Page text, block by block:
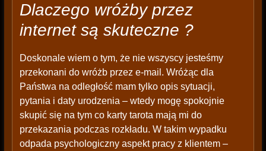
Dlaczego wróżby przez
internet są skuteczne ?
Doskonale wiem o tym, że nie wszyscy jesteśmy
przekonani do wróżb przez e-mail. Wróżąc dla
Państwa na odległość mam tylko opis sytuacji,
pytania i daty urodzenia – wtedy mogę spokojnie
skupić się na tym co karty tarota mają mi do
przekazania podczas rozkładu. W takim wypadku
odpada psychologiczny aspekt pracy z klientem –